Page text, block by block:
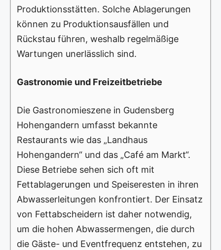
Produktionsstätten. Solche Ablagerungen
können zu Produktionsausfällen und
Rückstau führen, weshalb regelmäßige
Wartungen unerlässlich sind.
Gastronomie und Freizeitbetriebe
Die Gastronomieszene in Gudensberg
Hohengandern umfasst bekannte
Restaurants wie das „Landhaus
Hohengandern“ und das „Café am Markt“.
Diese Betriebe sehen sich oft mit
Fettablagerungen und Speiseresten in ihren
Abwasserleitungen konfrontiert. Der Einsatz
von Fettabscheidern ist daher notwendig,
um die hohen Abwassermengen, die durch
die Gäste- und Eventfrequenz entstehen, zu